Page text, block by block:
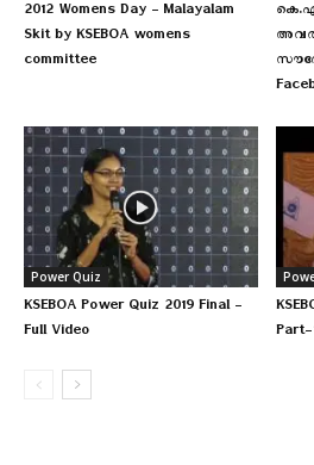
2012 Womens Day – Malayalam
Skit by KSEBOA womens
committee
Power Quiz
KSEBOA Power Quiz 2019 Final –
Full Video
Part-